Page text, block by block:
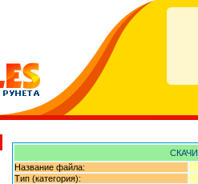
Название файла:
Тип (категория):